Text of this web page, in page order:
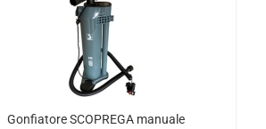
Gon­fia­to­re SCOP­RE­GA ma­nua­le